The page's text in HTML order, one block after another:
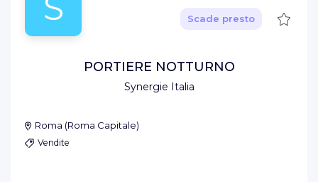
Synergie Italia
Scade presto Salva
PORTIERE NOTTURNO
Roma (Roma Capitale)
Vendite